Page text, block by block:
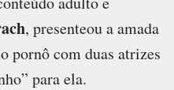
, presenteou a amada
pornô com duas atrizes
para ela.